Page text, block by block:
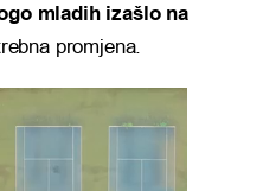
mladih izašlo na
promjena.